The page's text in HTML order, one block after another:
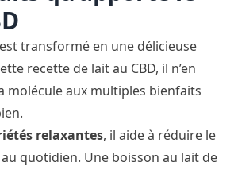
transformé en une délicieuse
recette de lait au CBD, il n’en
molécule aux multiples bienfaits
relaxantes, il aide à réduire le
au quotidien. Une boisson au lait de